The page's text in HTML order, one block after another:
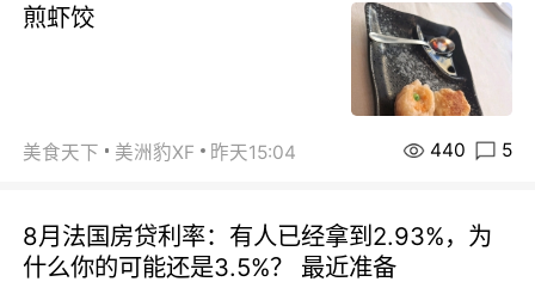
煎虾饺
美食天下 美洲豹XF 昨天15:04 440 5
8月法国房贷利率：有人已经拿到2.93%，为
什么你的可能还是3.5%？ 最近准备